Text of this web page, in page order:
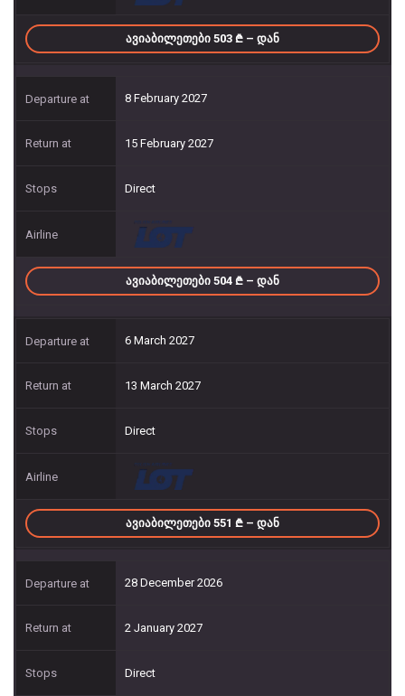
ᲐᲕᲘᲐᲑᲘᲚᲔᲗᲔᲑᲘ 503 – ᲓᲐᲜ
8 February 2027
15 February 2027
Direct
ᲐᲕᲘᲐᲑᲘᲚᲔᲗᲔᲑᲘ 504 – ᲓᲐᲜ
6 March 2027
13 March 2027
Direct
ᲐᲕᲘᲐᲑᲘᲚᲔᲗᲔᲑᲘ 551 – ᲓᲐᲜ
28 December 2026
2 January 2027
Direct